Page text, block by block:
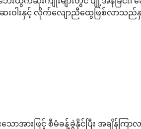
ဝါးနှင့် လိုက်လျောညီထွေဖြစ်လာသည်
ောအားဖြင့် စီမံခန့်ခွဲနိုင်ပြီး အချိ